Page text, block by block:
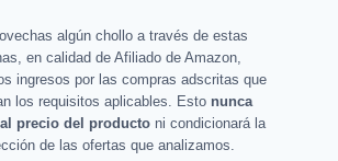
algún chollo a través de estas
en calidad de Afiliado de Amazon,
ingresos por las compras adscritas que
los requisitos aplicables. Esto nunca
precio del producto ni condicionará la
de las ofertas que analizamos.